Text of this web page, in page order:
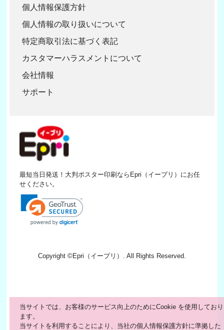
個人情報保護方針
個人情報の取り扱いについて
特定商取引法に基づく表記
カスタマーハラスメントについて
会社情報
サポート
最短当日発送！大判ポスター印刷ならEpri（イープリ）にお任
せください。
当サイトでは、お客様のサービス向上のためにCookie を使用しており
ます。
当サイトを利用することにより、当社の個人情報保護方針に準拠した
Copyright ©Epri（イープリ） . All Rights Reserved.